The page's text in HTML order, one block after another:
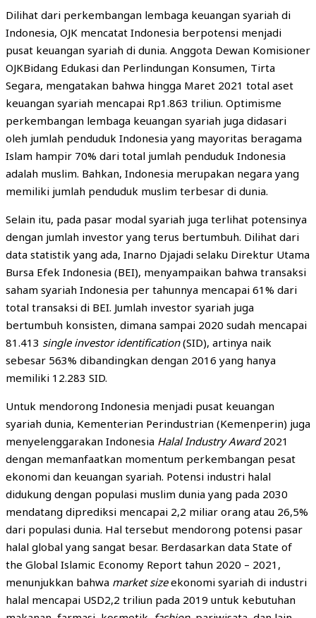
Dilihat dari perkembangan lembaga keuangan syariah di
Indonesia, OJK mencatat Indonesia berpotensi menjadi
pusat keuangan syariah di dunia. Anggota Dewan Komisioner
OJKBidang Edukasi dan Perlindungan Konsumen, Tirta
Segara, mengatakan bahwa hingga Maret 2021 total aset
keuangan syariah mencapai Rp1.863 triliun. Optimisme
perkembangan lembaga keuangan syariah juga didasari
oleh jumlah penduduk Indonesia yang mayoritas beragama
Islam hampir 70% dari total jumlah penduduk Indonesia
adalah muslim. Bahkan, Indonesia merupakan negara yang
memiliki jumlah penduduk muslim terbesar di dunia.
Selain itu, pada pasar modal syariah juga terlihat potensinya
dengan jumlah investor yang terus bertumbuh. Dilihat dari
data statistik yang ada, Inarno Djajadi selaku Direktur Utama
Bursa Efek Indonesia (BEI), menyampaikan bahwa transaksi
saham syariah Indonesia per tahunnya mencapai 61% dari
total transaksi di BEI. Jumlah investor syariah juga
bertumbuh konsisten, dimana sampai 2020 sudah mencapai
81.413 single investor identification(SID), artinya naik
sebesar 563% dibandingkan dengan 2016 yang hanya
memiliki 12.283 SID.
Untuk mendorong Indonesia menjadi pusat keuangan
syariah dunia, Kementerian Perindustrian (Kemenperin) juga
menyelenggarakan Indonesia Halal Industry Award2021
dengan memanfaatkan momentum perkembangan pesat
ekonomi dan keuangan syariah. Potensi industri halal
didukung dengan populasi muslim dunia yang pada 2030
mendatang diprediksi mencapai 2,2 miliar orang atau 26,5%
dari populasi dunia. Hal tersebut mendorong potensi pasar
halal global yang sangat besar. Berdasarkan data State of
the Global Islamic Economy Report tahun 2020 – 2021,
menunjukkan bahwa market sizeekonomi syariah di industri
halal mencapai USD2,2 triliun pada 2019 untuk kebutuhan